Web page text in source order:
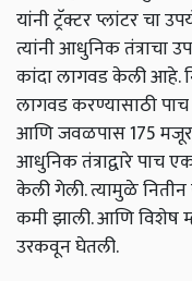
यांनी ट्रॅक्टर प्लांटर चा
त्यांनी आधुनिक तंत्राचा
कांदा लागवड केली आहे.
लागवड करण्यासाठी
आणि जवळपास 175 मजूर
आधुनिक तंत्राद्वारे पाच
केली गेली. त्यामुळे
कमी झाली. आणि विशेष
उरकवून घेतली.